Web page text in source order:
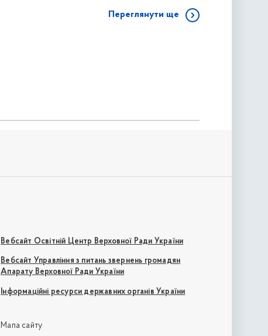
Переглянути ще
Вебсайт Освітній Центр Верховної Ради України
Вебсайт Управління з питань звернень громадян
Апарату Верховної Ради України
Інформаційні ресурси державних органів України
Мапа сайту